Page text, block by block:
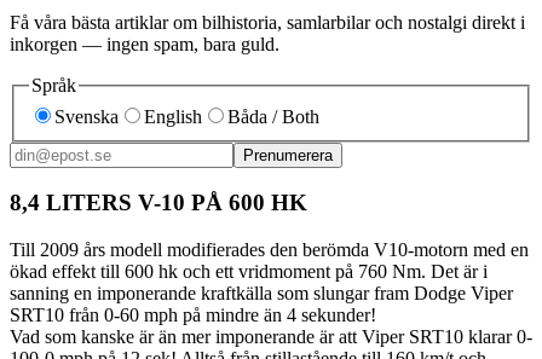
Få våra bästa artiklar om bilhistoria, samlarbilar och nostalgi direkt i
inkorgen — ingen spam, bara guld.
Språk
Svenska
English Båda / Both
Prenumerera
8,4 LITERS V-10 PÅ 600 HK
Till 2009 års modell modifierades den berömda V10-motorn med en
ökad effekt till 600 hk och ett vridmoment på 760 Nm. Det är i
sanning en imponerande kraftkälla som slungar fram Dodge Viper
SRT10 från 0-60 mph på mindre än 4 sekunder!
Vad som kanske är än mer imponerande är att Viper SRT10 klarar 0-